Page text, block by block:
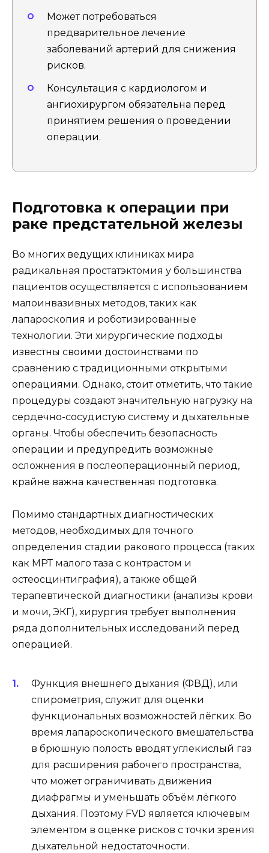
Может потребоваться
предварительное лечение
заболеваний артерий для снижения
рисков.
Консультация с кардиологом и
ангиохирургом обязательна перед
принятием решения о проведении
операции.
Подготовка к операции при
раке предстательной железы
Во многих ведущих клиниках мира
радикальная простатэктомия у большинства
пациентов осуществляется с использованием
малоинвазивных методов, таких как
лапароскопия и роботизированные
технологии. Эти хирургические подходы
известны своими достоинствами по
сравнению с традиционными открытыми
операциями. Однако, стоит отметить, что такие
процедуры создают значительную нагрузку на
сердечно-сосудистую систему и дыхательные
органы. Чтобы обеспечить безопасность
операции и предупредить возможные
осложнения в послеоперационный период,
крайне важна качественная подготовка.
Помимо стандартных диагностических
методов, необходимых для точного
определения стадии ракового процесса (таких
как МРТ малого таза с контрастом и
остеосцинтиграфия), а также общей
терапевтической диагностики (анализы крови
и мочи, ЭКГ), хирургия требует выполнения
ряда дополнительных исследований перед
операцией.
Функция внешнего дыхания (ФВД), или
спирометрия, служит для оценки
функциональных возможностей лёгких. Во
время лапароскопического вмешательства
в брюшную полость вводят углекислый газ
для расширения рабочего пространства,
что может ограничивать движения
диафрагмы и уменьшать объём лёгкого
дыхания. Поэтому FVD является ключевым
элементом в оценке рисков с точки зрения
дыхательной недостаточности.